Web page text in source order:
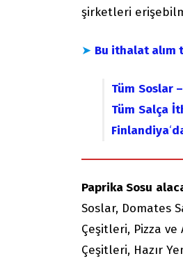
şirketleri
➤ Bu ithalat alım
Tüm Soslar
Tüm Salça
Finlandiya‘
Paprika Sosu
Soslar, Domates
Çeşitleri, Pizza
Çeşitleri, Hazır